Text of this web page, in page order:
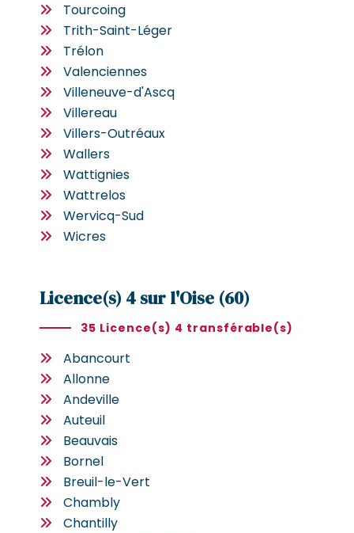
Tourcoing
Trith-Saint-Léger
Trélon
Valenciennes
Villeneuve-d'Ascq
Villereau
Villers-Outréaux
Wallers
Wattignies
Wattrelos
Wervicq-Sud
Wicres
Licence(s) 4 sur l'Oise (60)
35 Licence(s) 4 transférable(s)
Abancourt
Allonne
Andeville
Auteuil
Beauvais
Bornel
Breuil-le-Vert
Chambly
Chantilly